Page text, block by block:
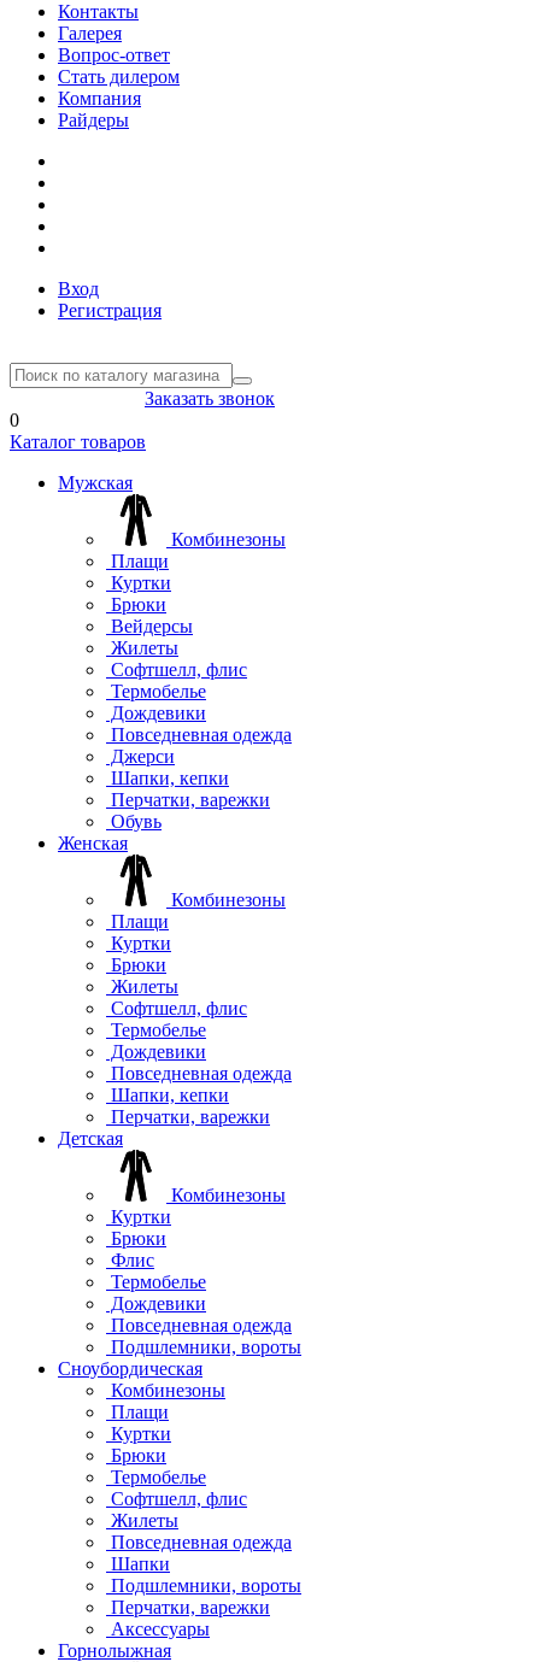
Контакты
Галерея
Вопрос-ответ
Стать дилером
Компания
Райдеры
Вход
Регистрация
Заказать звонок
0
Каталог товаров
Мужская
Комбинезоны
Плащи
Куртки
Брюки
Вейдерсы
Жилеты
Софтшелл, флис
Термобелье
Дождевики
Повседневная одежда
Джерси
Шапки, кепки
Перчатки, варежки
Обувь
Женская
Комбинезоны
Плащи
Куртки
Брюки
Жилеты
Софтшелл, флис
Термобелье
Дождевики
Повседневная одежда
Шапки, кепки
Перчатки, варежки
Детская
Комбинезоны
Куртки
Брюки
Флис
Термобелье
Дождевики
Повседневная одежда
Подшлемники, вороты
Сноубордическая
Комбинезоны
Плащи
Куртки
Брюки
Термобелье
Софтшелл, флис
Жилеты
Повседневная одежда
Шапки
Подшлемники, вороты
Перчатки, варежки
Аксессуары
Горнолыжная